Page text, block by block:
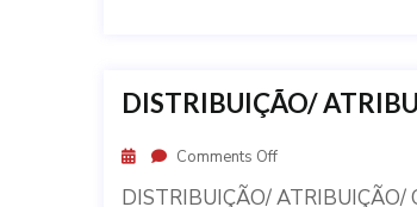
DISTRIBUIÇÃO/
Comments Off
DISTRIBUIÇÃO/ ATRIBUIÇÃO/